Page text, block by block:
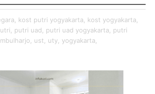
kost putri yogyakarta,
kost yogyakarta,
putri uad, putri uad yogyakarta,
putri
ust, uty, yogyakarta,